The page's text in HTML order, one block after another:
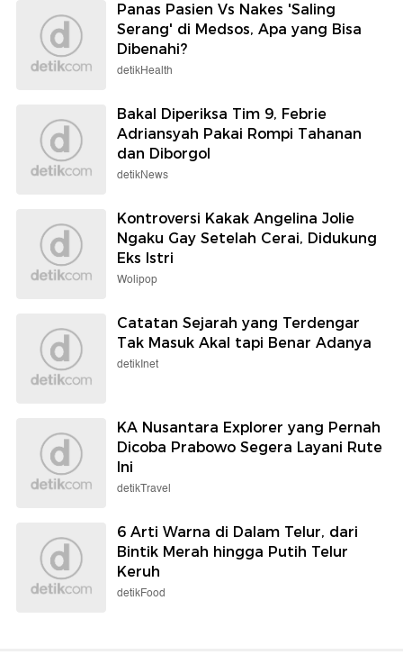
Panas Pasien Vs Nakes 'Saling
Serang' di Medsos, Apa yang Bisa
Dibenahi?
detikHealth
Bakal Diperiksa Tim 9, Febrie
Adriansyah Pakai Rompi Tahanan
dan Diborgol
detikNews
Kontroversi Kakak Angelina Jolie
Ngaku Gay Setelah Cerai, Didukung
Eks Istri
Wolipop
Catatan Sejarah yang Terdengar
Tak Masuk Akal tapi Benar Adanya
detikInet
KA Nusantara Explorer yang Pernah
Dicoba Prabowo Segera Layani Rute
Ini
detikTravel
6 Arti Warna di Dalam Telur, dari
Bintik Merah hingga Putih Telur
Keruh
detikFood